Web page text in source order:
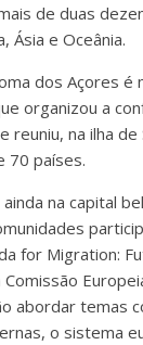
de duas
Ásia e Oceânia.
dos Açores é
organizou a
reuniu, na ilha de
70 países.
na capital
for Migration:
abordar temas
o sistema